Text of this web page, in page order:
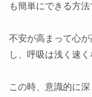
も簡単にできる方法
不安が高まって心
し、呼吸は浅く速く
この時、意識的に